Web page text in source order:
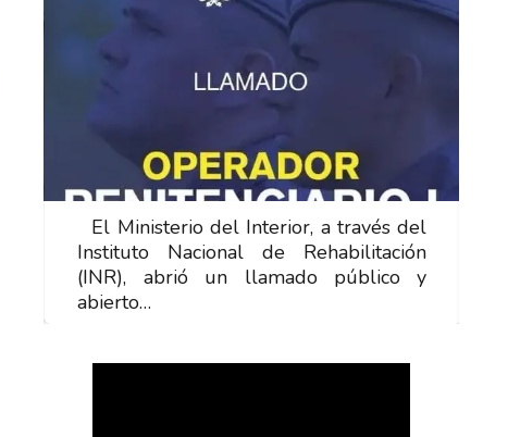
El Ministerio del Interior, a través del
Instituto Nacional de Rehabilitación
(INR), abrió un llamado público y
abierto…